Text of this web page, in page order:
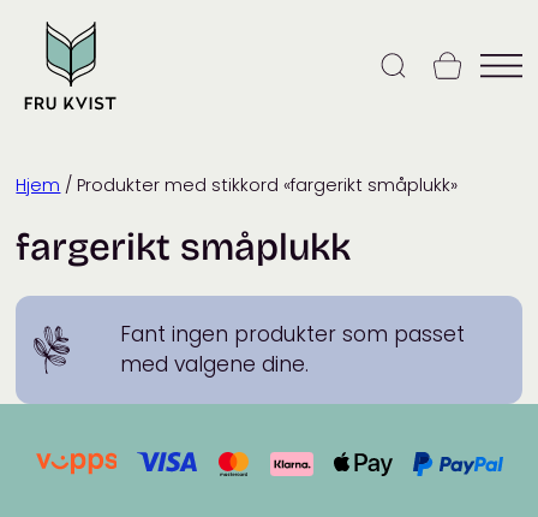
content
Hjem / Produkter med stikkord «fargerikt småplukk»
fargerikt småplukk
Fant ingen produkter som passet
med valgene dine.